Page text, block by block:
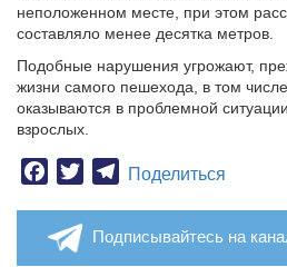
неположенном месте, при этом
составляло менее десятка метров.
Подобные нарушения угрожают,
жизни самого пешехода, в том
оказываются в проблемной
взрослых.
Facebook
TwitterTelegram
Поделиться
Подписывайтесь на